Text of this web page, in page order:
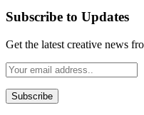
Subscribe to Updates
Get the latest creative news